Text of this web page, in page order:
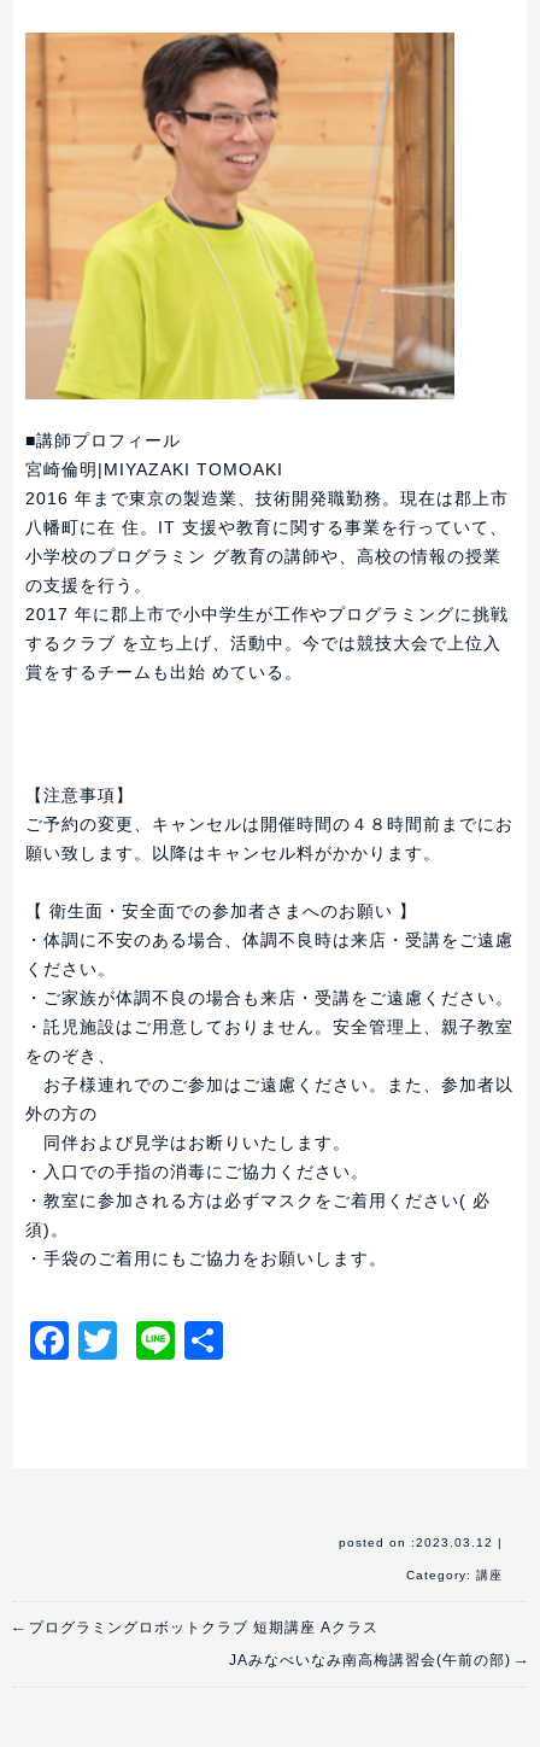
■講師プロフィール
宮崎倫明|MIYAZAKI TOMOAKI
2016 年まで東京の製造業、技術開発職勤務。現在は郡上市
八幡町に在 住。IT 支援や教育に関する事業を行っていて、
小学校のプログラミン グ教育の講師や、高校の情報の授業
の支援を行う。
2017 年に郡上市で小中学生が工作やプログラミングに挑戦
するクラブ を立ち上げ、活動中。今では競技大会で上位入
賞をするチームも出始 めている。
【注意事項】
ご予約の変更、キャンセルは開催時間の４８時間前までにお
願い致します。以降はキャンセル料がかかります。
【 衛生面・安全面での参加者さまへのお願い 】
・体調に不安のある場合、体調不良時は来店・受講をご遠慮
ください。
・ご家族が体調不良の場合も来店・受講をご遠慮ください。
・託児施設はご用意しておりません。安全管理上、親子教室
をのぞき、
お子様連れでのご参加はご遠慮ください。また、参加者以
外の方の
同伴および見学はお断りいたします。
・入口での手指の消毒にご協力ください。
・教室に参加される方は必ずマスクをご着用ください( 必
須)。
・手袋のご着用にもご協力をお願いします。
Facebook
Twitter
Line
posted on :2023.03.12 |
Category: 講座
← プログラミングロボットクラブ 短期講座 Aクラス
JAみなべいなみ南高梅講習会(午前の部) →